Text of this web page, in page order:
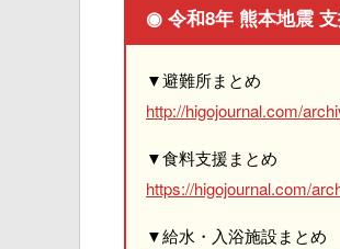
◉ 令和8年 熊本地震
▼避難所まとめ
http://higojournal.com/
▼食料支援まとめ
https://higojournal.com/
▼給水・入浴施設まとめ